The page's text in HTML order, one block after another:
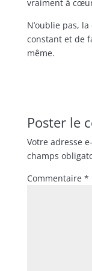
vraiment à
N’oublie pas,
constant et de
même.
Poster le
Votre adresse
champs
Commentaire *